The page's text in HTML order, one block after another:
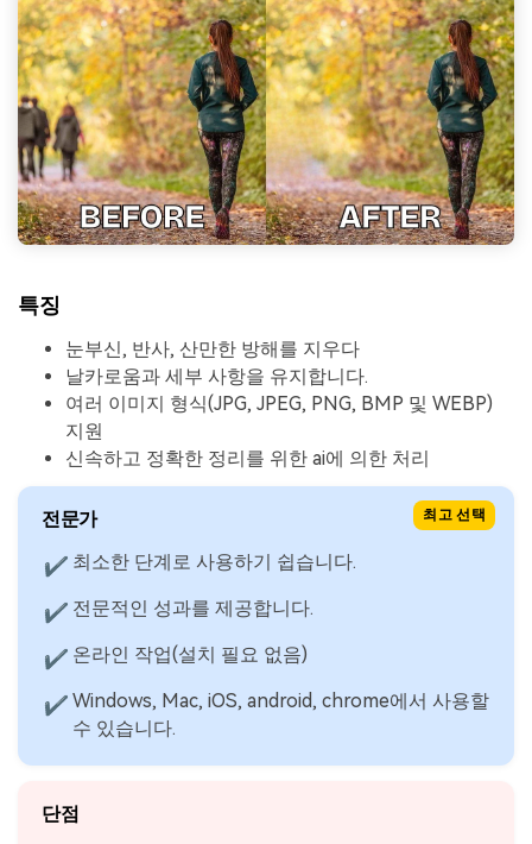
특징
눈부신, 반사, 산만한 방해를 지우다
날카로움과 세부 사항을 유지합니다.
여러 이미지 형식(JPG, JPEG, PNG, BMP 및 WEBP)
지원
신속하고 정확한 정리를 위한 ai에 의한 처리
최고 선택
전문가
✔ 최소한 단계로 사용하기 쉽습니다.
✔ 전문적인 성과를 제공합니다.
✔ 온라인 작업(설치 필요 없음)
✔ Windows, Mac, iOS, android, chrome에서 사용할
수 있습니다.
단점